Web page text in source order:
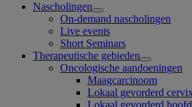
Nascholingen
Open
submenu
On-demand nascholingen
Live events
Short Seminars
Therapeutische gebieden
Open
submenu
Oncologische aandoeningen
Maagcarcinoom
Lokaal gevorderd
Lokaal gevorderd